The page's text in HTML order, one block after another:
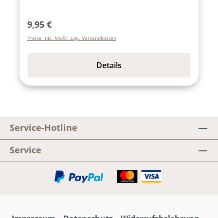
erwachsene Söhne.
Regulärer Preis:
9,95 €
Preise inkl. MwSt. zzgl. Versandkosten
Details
Service-Hotline
Service